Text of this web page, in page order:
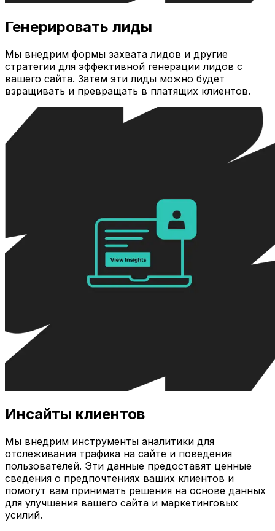
Генерировать лиды
Мы внедрим формы захвата лидов и другие
стратегии для эффективной генерации лидов с
вашего сайта. Затем эти лиды можно будет
взращивать и превращать в платящих клиентов.
Инсайты клиентов
Мы внедрим инструменты аналитики для
отслеживания трафика на сайте и поведения
пользователей. Эти данные предоставят ценные
сведения о предпочтениях ваших клиентов и
помогут вам принимать решения на основе данных
для улучшения вашего сайта и маркетинговых
усилий.